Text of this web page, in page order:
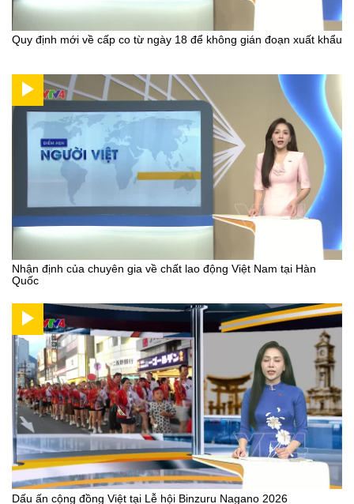
Quy định mới về cấp co từ ngày 18 để không gián đoạn xuất khẩu
Nhận định của chuyên gia về chất lao động Việt Nam tại Hàn
Quốc
Dấu ấn cộng đồng Việt tại Lễ hội Binzuru Nagano 2026